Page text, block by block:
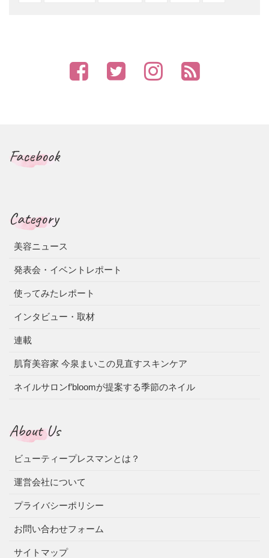
Facebook
Category
美容ニュース
発表会・イベントレポート
使ってみたレポート
インタビュー・取材
連載
肌育美容家 今泉まいこの見直すスキンケア
ネイルサロンf’bloomが提案する季節のネイル
About Us
ビューティープレスマンとは？
運営会社について
プライバシーポリシー
お問い合わせフォーム
サイトマップ